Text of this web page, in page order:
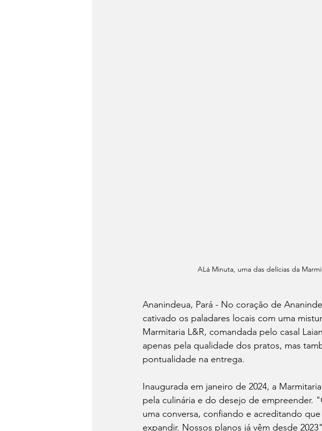
ALá Minuta, uma das delícias da
Ananindeua, Pará - No coração de
cativado os paladares locais com uma
Marmitaria L&R, comandada pelo casal
apenas pela qualidade dos pratos, mas
pontualidade na entrega.
Inaugurada em janeiro de 2024, a
pela culinária e do desejo de empreender.
uma conversa, confiando e acreditando
expandir. Nossos planos já vêm desde